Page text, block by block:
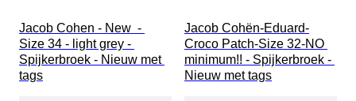
Jacob Cohen - New  -
Size 34 - light grey -
Spijkerbroek - Nieuw met
tags
Jacob Cohën-Eduard-
Croco Patch-Size 32-NO
minimum!! - Spijkerbroek -
Nieuw met tags